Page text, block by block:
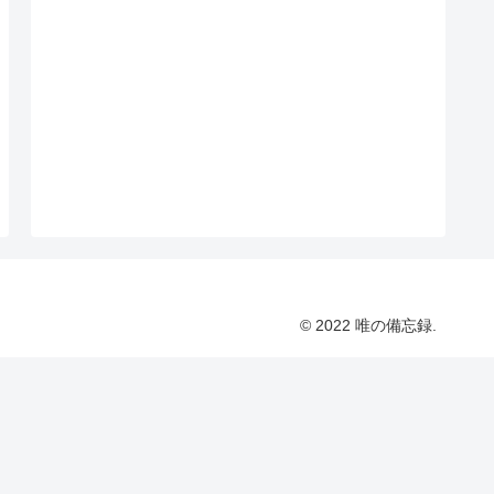
© 2022 唯の備忘録.